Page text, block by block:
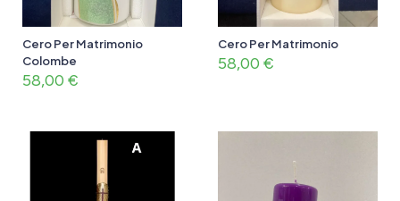
Cero Per Matrimonio
Colombe
58,00 €
Cero Per Matrimonio
58,00 €